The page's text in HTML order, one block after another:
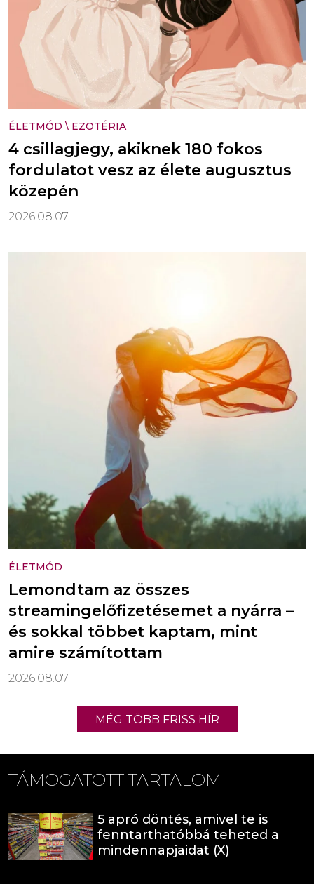
ÉLETMÓD \ EZOTÉRIA
4 csillagjegy, akiknek 180 fokos
fordulatot vesz az élete augusztus
közepén
2026.08.07.
ÉLETMÓD
Lemondtam az összes
streamingelőfizetésemet a nyárra –
és sokkal többet kaptam, mint
amire számítottam
2026.08.07.
MÉG TÖBB FRISS HÍR
TÁMOGATOTT TARTALOM
5 apró döntés, amivel te is
fenntarthatóbbá teheted a
mindennapjaidat (X)